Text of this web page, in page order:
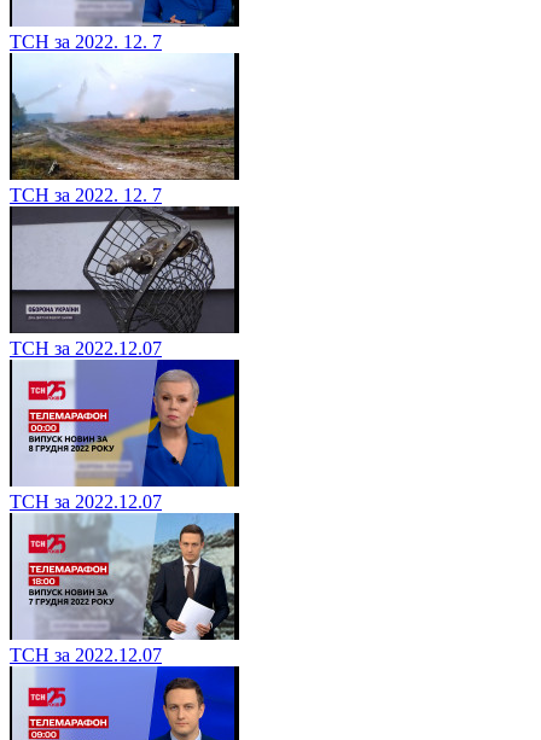
ТСН за 2022. 12. 7
ТСН за 2022. 12. 7
ТСН за 2022.12.07
ТСН за 2022.12.07
ТСН за 2022.12.07